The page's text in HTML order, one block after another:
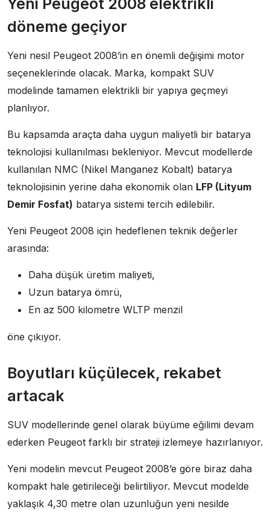
döneme geçiyor
Yeni nesil Peugeot 2008’in en önemli değişimi motor
seçeneklerinde olacak. Marka, kompakt SUV
modelinde tamamen elektrikli bir yapıya geçmeyi
planlıyor.
Bu kapsamda araçta daha uygun maliyetli bir batarya
teknolojisi kullanılması bekleniyor. Mevcut modellerde
kullanılan NMC (Nikel Manganez Kobalt) batarya
teknolojisinin yerine daha ekonomik olan LFP (Lityum
Demir Fosfat) batarya sistemi tercih edilebilir.
Yeni Peugeot 2008 için hedeflenen teknik değerler
arasında:
Daha düşük üretim maliyeti,
Uzun batarya ömrü,
En az 500 kilometre WLTP menzil
öne çıkıyor.
Boyutları küçülecek, rekabet
artacak
SUV modellerinde genel olarak büyüme eğilimi devam
ederken Peugeot farklı bir strateji izlemeye hazırlanıyor.
Yeni modelin mevcut Peugeot 2008’e göre biraz daha
kompakt hale getirileceği belirtiliyor. Mevcut modelde
yaklaşık 4,30 metre olan uzunluğun yeni nesilde